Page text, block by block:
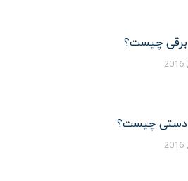
برقی چیست؟
دستی چیست؟